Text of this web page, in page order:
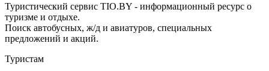
Туристический сервис TIO.BY - информационный ресурс о
туризме и отдыхе.
Поиск автобусных, ж/д и авиатуров, специальных
предложений и акций.
Туристам